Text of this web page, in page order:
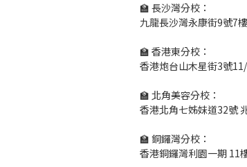
🏫 長沙灣分校：
九龍長沙灣永康街9號7
🏫 香港東分校：
香港炮台山木星街3號
🏫 北角美容分校：
香港北角七姊妹道32號
🏫 銅鑼灣分校：
香港銅鑼灣利園一期 11